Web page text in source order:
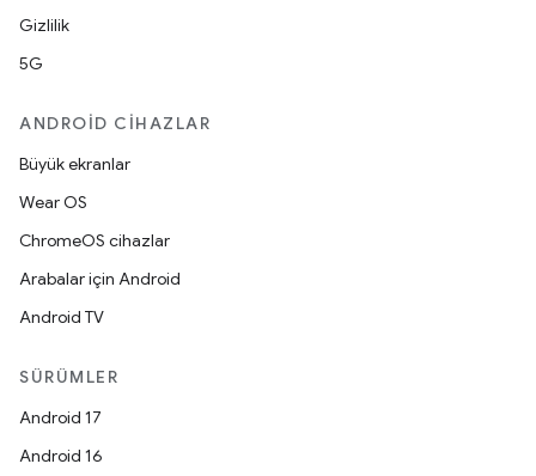
Gizlilik
5G
ANDROID CIHAZLAR
Büyük ekranlar
Wear OS
ChromeOS cihazlar
Arabalar için Android
Android TV
SÜRÜMLER
Android 17
Android 16